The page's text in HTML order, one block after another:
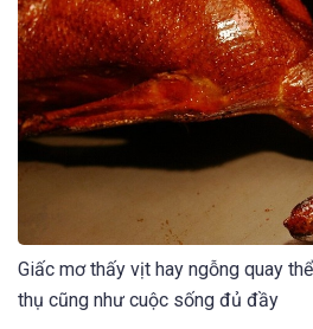
Giấc mơ thấy vịt hay ngỗng quay
thụ cũng như cuộc sống đủ đầy